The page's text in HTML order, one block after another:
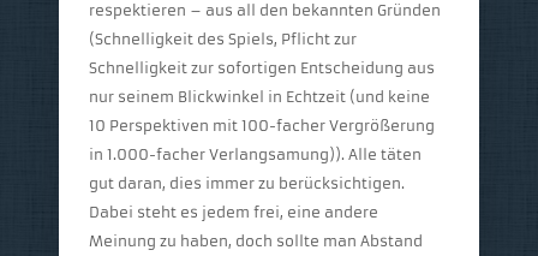
respektieren – aus all den bekannten Gründen
(Schnelligkeit des Spiels, Pflicht zur
Schnelligkeit zur sofortigen Entscheidung aus
nur seinem Blickwinkel in Echtzeit (und keine
10 Perspektiven mit 100-facher Vergrößerung
in 1.000-facher Verlangsamung)). Alle täten
gut daran, dies immer zu berücksichtigen.
Dabei steht es jedem frei, eine andere
Meinung zu haben, doch sollte man Abstand